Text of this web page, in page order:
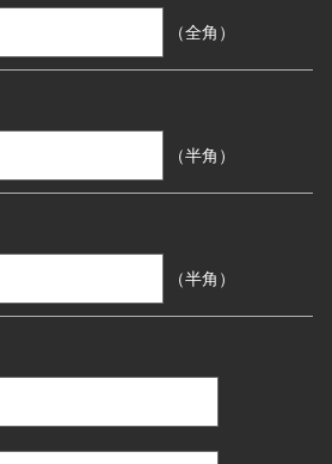
（全角）
（半角）
（半角）